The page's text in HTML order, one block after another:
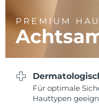
PREMIUM
Für optimale
Hauttypen